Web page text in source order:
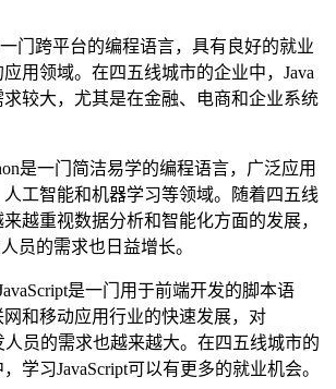
一门跨平台的编程语言，具有良好的就业
用领域。在四五线城市的企业中，Java
较大，尤其是在金融、电商和企业系统
是一门简洁易学的编程语言，广泛应用
工智能和机器学习等领域。随着四五线
越重视数据分析和智能化方面的发展，
员的需求也日益增长。
是一门用于前端开发的脚本语
和移动应用行业的快速发展，对
人员的需求也越来越大。在四五线城市的
学习JavaScript可以有更多的就业机会。